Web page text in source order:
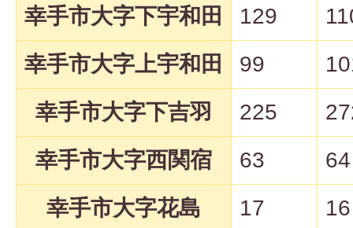
幸手市大字下宇和田
129
幸手市大字上宇和田
99
幸手市大字下吉羽
225
幸手市大字西関宿
63
64
幸手市大字花島
17 16